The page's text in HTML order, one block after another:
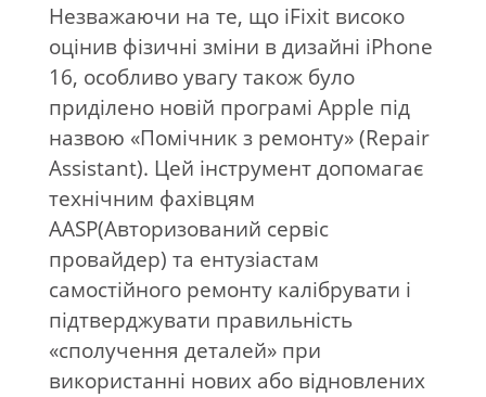
Незважаючи на те, що iFixit високо
оцінив фізичні зміни в дизайні iPhone
16, особливо увагу також було
приділено новій програмі Apple під
назвою «Помічник з ремонту» (Repair
Assistant). Цей інструмент допомагає
технічним фахівцям
AASP(Авторизований сервіс
провайдер) та ентузіастам
самостійного ремонту калібрувати і
підтверджувати правильність
«сполучення деталей» при
використанні нових або відновлених